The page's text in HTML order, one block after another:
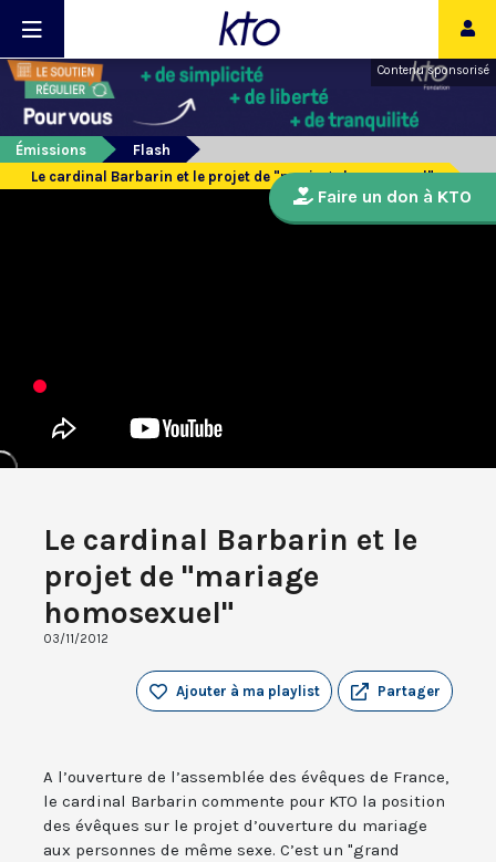
Contenu sponsorisé
Émissions
Flash
Le cardinal Barbarin et le projet de "mariage homosexuel"
Le cardinal Barbarin et le
projet de "mariage
homosexuel"
03/11/2012
Partager
Ajouter à ma playlist
A l’ouverture de l’assemblée des évêques de France,
le cardinal Barbarin commente pour KTO la position
des évêques sur le projet d’ouverture du mariage
aux personnes de même sexe. C’est un "grand
Faire un don à KTO